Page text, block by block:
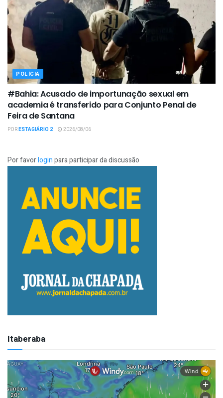
POLÍCIA
#Bahia: Acusado de importunação sexual em
academia é transferido para Conjunto Penal de
Feira de Santana
PORESTAGIÁRIO 2 2026/08/06
Por favorloginpara participar da discussão
Itaberaba